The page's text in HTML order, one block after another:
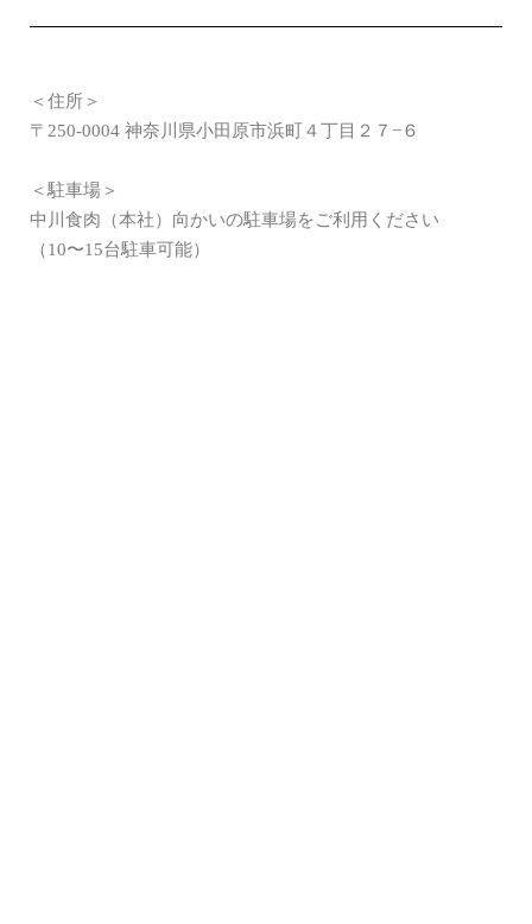
＜住所＞
〒250-0004 神奈川県小田原市浜町４丁目２７−６
＜駐車場＞
中川食肉（本社）向かいの駐車場をご利用ください
（10〜15台駐車可能）